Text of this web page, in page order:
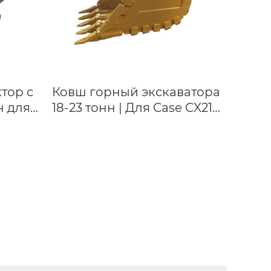
с
для
Ковш горный экскаватора
18-23 тонн | Для Case CX210